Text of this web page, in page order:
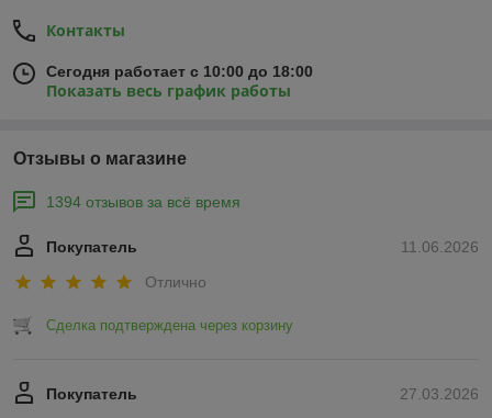
Контакты
Сегодня работает с 10:00 до 18:00
Показать весь график работы
Отзывы о магазине
1394 отзывов за всё время
11.06.2026
Покупатель
Отлично
Сделка подтверждена через корзину
27.03.2026
Покупатель